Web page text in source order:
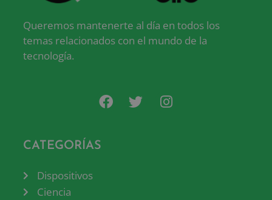
Queremos mantenerte al día en todos los
temas relacionados con el mundo de la
tecnología.
CATEGORÍAS
Dispositivos
Ciencia